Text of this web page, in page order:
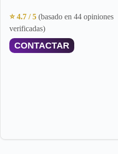
⭐ 4.7 / 5 (basado en 44 opiniones
verificadas)
CONTACTAR